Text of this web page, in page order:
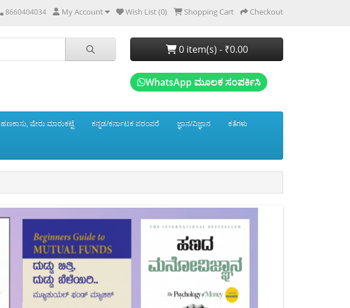
8660404034 My Account Wish List (0) Shopping Cart Checkout
0 item(s) - ₹0.00
WhatsApp ಮೂಲಕ ಸಂಪರ್ಕಿಸಿ
ಹಣಕಾಸು, ಷೇರು ಮಾರುಕಟ್ಟೆ ಕನ್ನಡ/ಕರ್ನಾಟಕ ಪರಂಪರೆ ಜ್ಞಾನ/ವಿಜ್ಞಾನ ಕತೆಗಳು